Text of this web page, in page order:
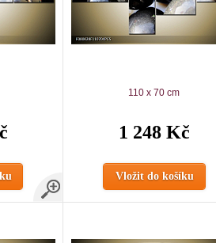
110 x 70 cm
1 248 Kč
Vložit do košíku